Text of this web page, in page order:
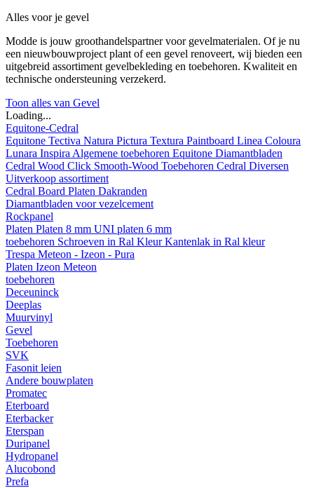
Alles voor je gevel
Modde is jouw groothandelspartner voor gevelmaterialen. Of je nu
een nieuwbouwproject plant of een gevel renoveert, wij bieden een
uitgebreid assortiment gevelbekleding en toebehoren. Kwaliteit en
technische ondersteuning verzekerd.
Toon alles van Gevel
Loading...
Equitone-Cedral
Equitone Tectiva Natura Pictura Textura Paintboard Linea Coloura
Lunara Inspira Algemene toebehoren Equitone Diamantbladen
Cedral Wood Click Smooth-Wood Toebehoren Cedral Diversen
Uitverkoop assortiment
Cedral Board Platen Dakranden
Diamantbladen voor vezelcement
Rockpanel
Platen Platen 8 mm UNI platen 6 mm
toebehoren Schroeven in Ral KleurKantenlak in Ral kleur
Trespa Meteon - Izeon - Pura
Platen Izeon Meteon
toebehoren
Deceuninck
Deeplas
Muurvinyl
Gevel
Toebehoren
SVK
Fasonit leien
Andere bouwplaten
Promatec
Eterboard
Eterbacker
Eterspan
Duripanel
Hydropanel
Alucobond
Prefa